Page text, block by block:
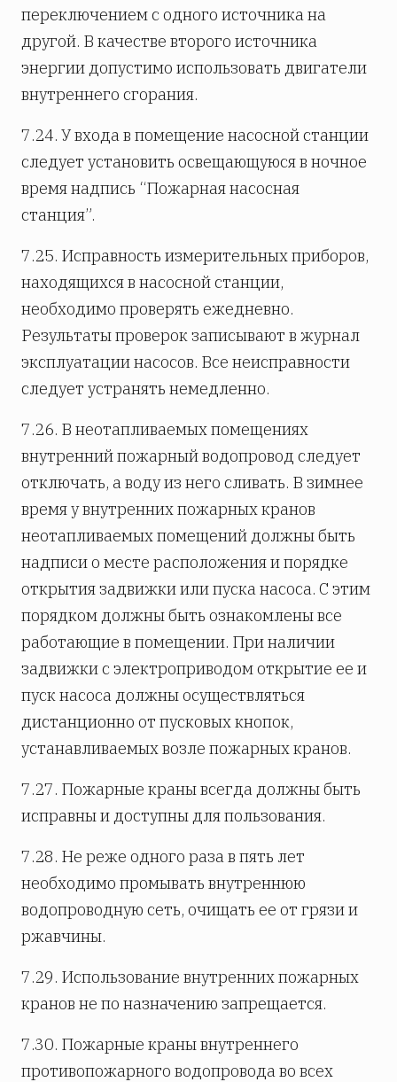
переключением с одного источника на
другой. В качестве второго источника
энергии допустимо использовать двигатели
внутреннего сгорания.
7.24. У входа в помещение насосной станции
следует установить освещающуюся в ночное
время надпись “Пожарная насосная
станция”.
7.25. Исправность измерительных приборов,
находящихся в насосной станции,
необходимо проверять ежедневно.
Результаты проверок записывают в журнал
эксплуатации насосов. Все неисправности
следует устранять немедленно.
7.26. В неотапливаемых помещениях
внутренний пожарный водопровод следует
отключать, а воду из него сливать. В зимнее
время у внутренних пожарных кранов
неотапливаемых помещений должны быть
надписи о месте расположения и порядке
открытия задвижки или пуска насоса. С этим
порядком должны быть ознакомлены все
работающие в помещении. При наличии
задвижки с электроприводом открытие ее и
пуск насоса должны осуществляться
дистанционно от пусковых кнопок,
устанавливаемых возле пожарных кранов.
7.27. Пожарные краны всегда должны быть
исправны и доступны для пользования.
7.28. Не реже одного раза в пять лет
необходимо промывать внутреннюю
водопроводную сеть, очищать ее от грязи и
ржавчины.
7.29. Использование внутренних пожарных
кранов не по назначению запрещается.
7.30. Пожарные краны внутреннего
противопожарного водопровода во всех